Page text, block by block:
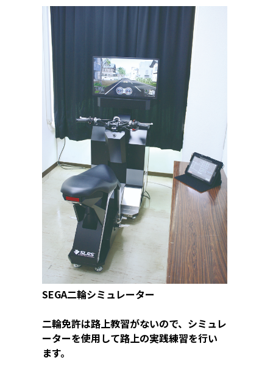
SEGA二輪シミュレーター
二輪免許は路上教習がないので、シミュレ
ーターを使用して路上の実践練習を行い
ます。